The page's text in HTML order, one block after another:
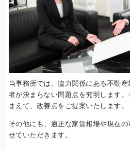
当事務所では、協力関係にある不動
者が決まらない問題点を究明します
まえて、改善点をご提案いたします。
その他にも、適正な家賃相場や現在
せていただきます。